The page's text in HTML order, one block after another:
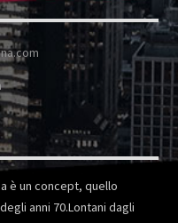
è un concept, quello
anni 70.Lontani dagli